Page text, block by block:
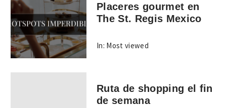
Placeres gourmet en
The St. Regis Mexico
In: Most viewed
Ruta de shopping el fin
de semana